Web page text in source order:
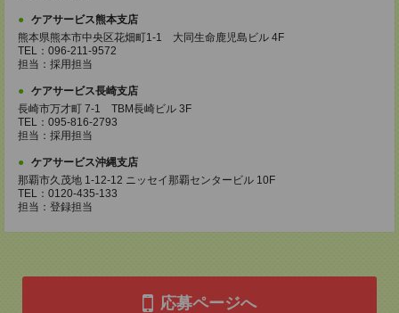
ケアサービス熊本支店
熊本県熊本市中央区花畑町1-1 大同生命鹿児島ビル 4F
TEL：096-211-9572
担当：採用担当
ケアサービス長崎支店
長崎市万才町 7-1 TBM長崎ビル 3F
TEL：095-816-2793
担当：採用担当
ケアサービス沖縄支店
那覇市久茂地 1-12-12 ニッセイ那覇センタービル 10F
TEL：0120-435-133
担当：登録担当
応募ページへ